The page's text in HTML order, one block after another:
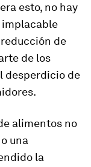
esto, no hay
implacable
de
de los
desperdicio de
alimentos no
una
la